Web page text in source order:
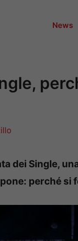
News
dei Single,
perché si